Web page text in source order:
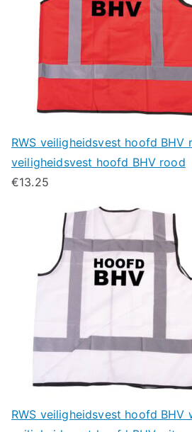
RWS veiligheidsvest hoofd BHV
veiligheidsvest hoofd BHV rood
€13.25
RWS veiligheidsvest hoofd BHV